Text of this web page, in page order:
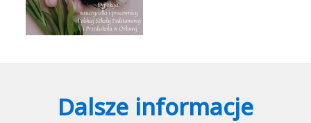
Dalsze informacje